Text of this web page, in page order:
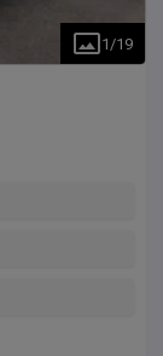
1 /19